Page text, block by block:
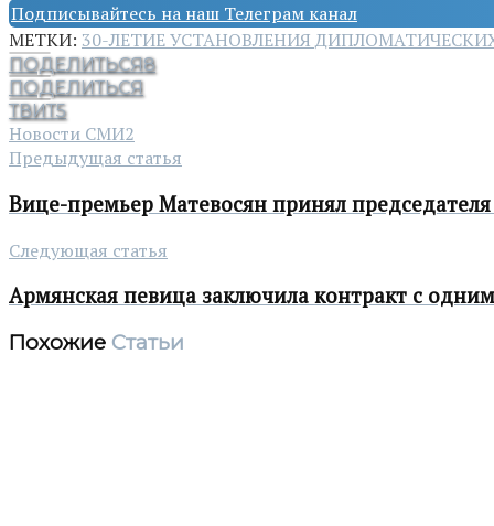
Подписывайтесь на наш Телеграм канал
МЕТКИ: 30-ЛЕТИЕ УСТАНОВЛЕНИЯ
ПОДЕЛИТЬСЯ8
ПОДЕЛИТЬСЯ
ТВИТ5
Новости СМИ2
Предыдущая статья
Вице-премьер Матевосян принял
Следующая статья
Армянская певица заключила контракт с
Похожие Статьи